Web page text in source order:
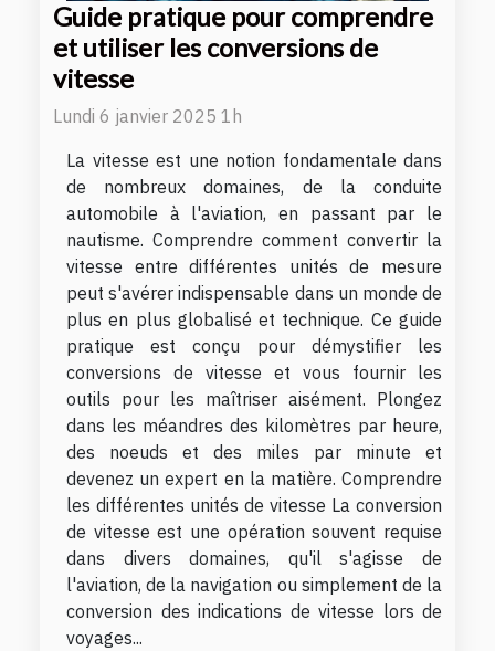
Guide pratique pour comprendre
et utiliser les conversions de
vitesse
Lundi 6 janvier 2025 1h
La vitesse est une notion fondamentale dans
de nombreux domaines, de la conduite
automobile à l'aviation, en passant par le
nautisme. Comprendre comment convertir la
vitesse entre différentes unités de mesure
peut s'avérer indispensable dans un monde de
plus en plus globalisé et technique. Ce guide
pratique est conçu pour démystifier les
conversions de vitesse et vous fournir les
outils pour les maîtriser aisément. Plongez
dans les méandres des kilomètres par heure,
des noeuds et des miles par minute et
devenez un expert en la matière. Comprendre
les différentes unités de vitesse La conversion
de vitesse est une opération souvent requise
dans divers domaines, qu'il s'agisse de
l'aviation, de la navigation ou simplement de la
conversion des indications de vitesse lors de
voyages...